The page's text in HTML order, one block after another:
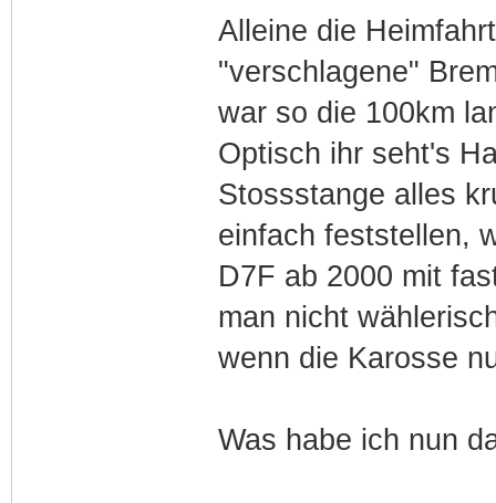
Alleine die
"verschlagene"
war so die 100km
Optisch ihr seht's
Stossstange alles
einfach feststellen,
D7F ab 2000 mit
man nicht
wenn die Karosse
Was habe ich nun